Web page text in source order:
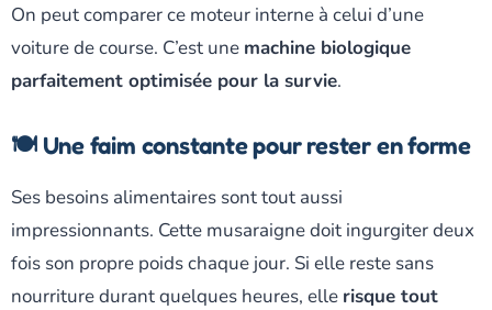
On peut comparer ce moteur interne à celui d’une
voiture de course. C’est une machine biologique
parfaitement optimisée pour la survie.
🍽️ Une faim constante pour rester en forme
Ses besoins alimentaires sont tout aussi
impressionnants. Cette musaraigne doit ingurgiter deux
fois son propre poids chaque jour. Si elle reste sans
nourriture durant quelques heures, elle risque tout